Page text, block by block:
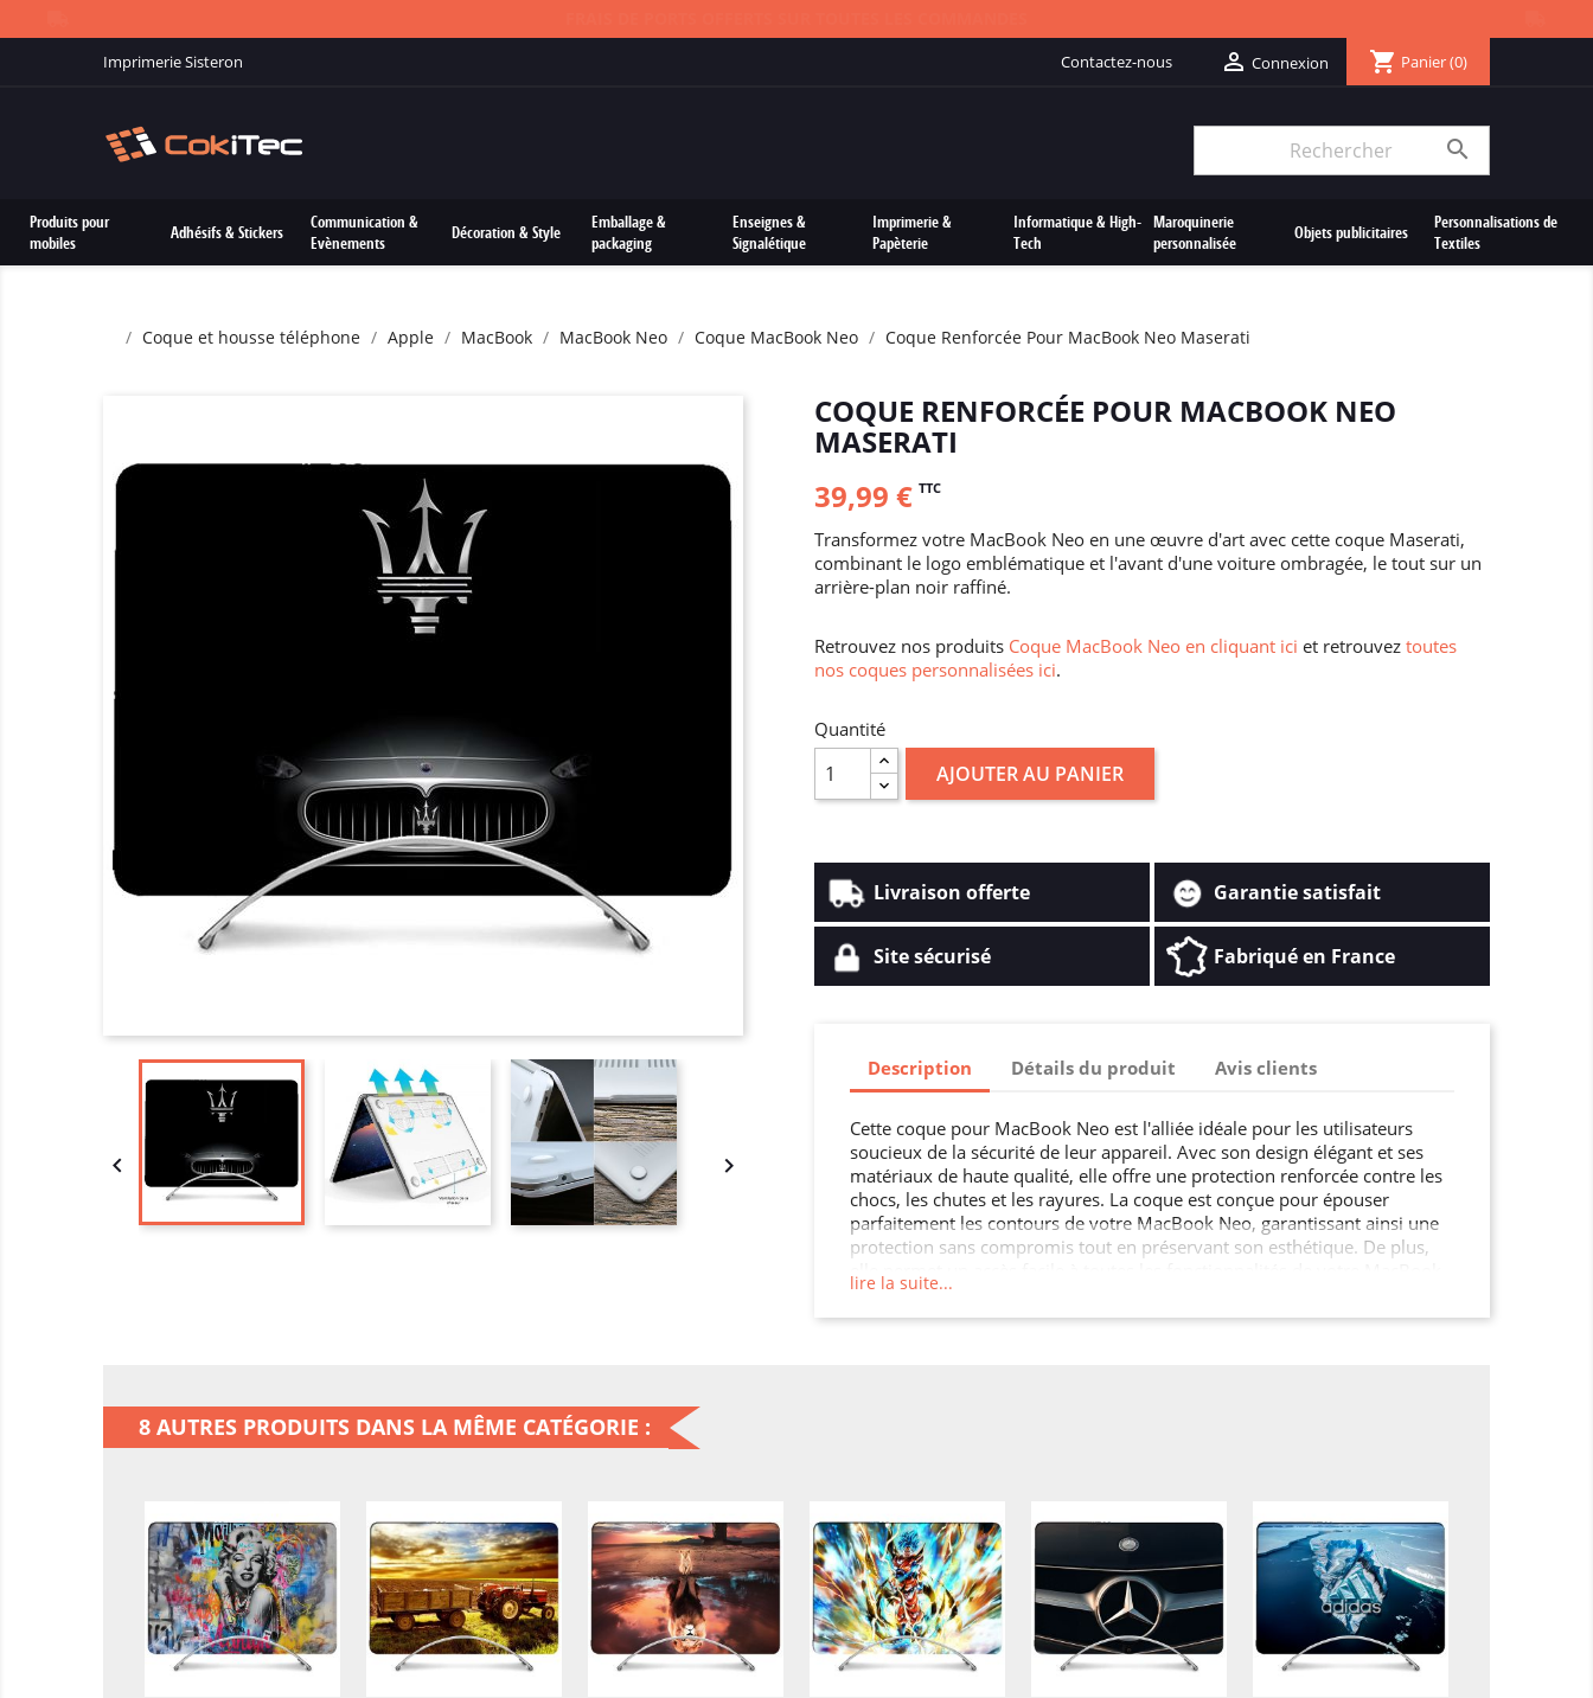
Imprimerie Sisteron Contactez-nous  Connexion shopping_cart Panier(0)

Produits pour
mobiles
Adhésifs & Stickers
Communication &
Evènements
Décoration & Style
Emballage &
packaging
Enseignes &
Signalétique
Imprimerie &
Papèterie
Informatique & High-
Tech
Maroquinerie
personnalisée
Objets publicitaires
Personnalisations de
Textiles
Coque et housse téléphone Apple MacBook MacBook Neo Coque MacBook Neo Coque Renforcée Pour MacBook Neo Maserati
 
COQUE RENFORCÉE POUR MACBOOK NEO
MASERATI
39,99 € TTC
Transformez votre MacBook Neo en une œuvre d'art avec cette coque Maserati,
combinant le logo emblématique et l'avant d'une voiture ombragée, le tout sur un
arrière-plan noir raffiné.
Retrouvez nos produits Coque MacBook Neo en cliquant ici et retrouvez toutes
nos coques personnalisées ici.
Quantité
AJOUTER AU PANIER
Livraison offerte Garantie satisfait
Site sécurisé Fabriqué en France
Description Détails du produit Avis clients
Cette coque pour MacBook Neo est l'alliée idéale pour les utilisateurs
soucieux de la sécurité de leur appareil. Avec son design élégant et ses
matériaux de haute qualité, elle offre une protection renforcée contre les
chocs, les chutes et les rayures. La coque est conçue pour épouser
parfaitement les contours de votre MacBook Neo, garantissant ainsi une
protection sans compromis tout en préservant son esthétique. De plus,
Neo.
lire la suite...
8 AUTRES PRODUITS DANS LA MÊME CATÉGORIE :